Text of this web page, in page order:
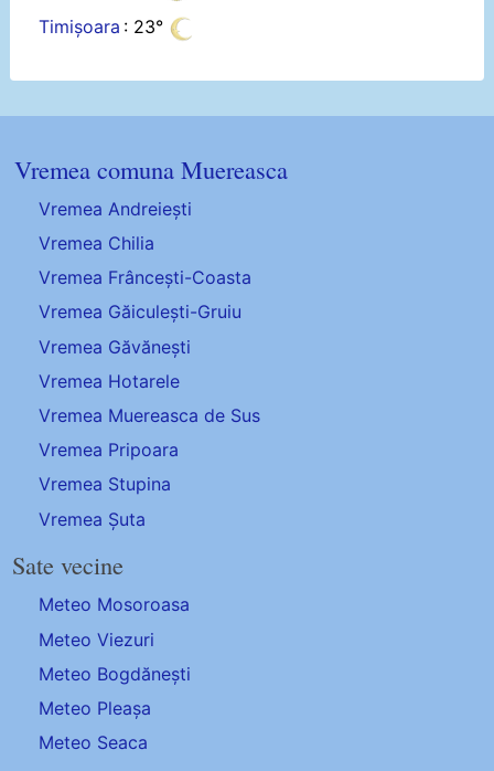
Timișoara : 23°
Vremea comuna Muereasca
Vremea Andreiești
Vremea Chilia
Vremea Frâncești-Coasta
Vremea Găiculești-Gruiu
Vremea Găvănești
Vremea Hotarele
Vremea Muereasca de Sus
Vremea Pripoara
Vremea Stupina
Vremea Șuta
Sate vecine
Meteo Mosoroasa
Meteo Viezuri
Meteo Bogdănești
Meteo Pleașa
Meteo Seaca